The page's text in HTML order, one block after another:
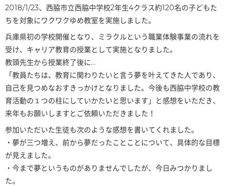
2018/1/23、西脇市立西脇中学校2年生4クラス約120名の子どもた
ちを対象にワクワクゆめ教室を実施しました。
兵庫県初の学校開催となり、ミラクルという職業体験事業の流れを
受け、キャリア教育の授業として実施となりました。
教頭先生から授業終了後に…
「教員たちは、教育に関わりたいと言う夢を叶えてきた人であり、
自己を見つめなおすきっかけとなりました。今後も西脇中学校の教
育活動の１つの柱にしていかたいと思います」と感想をいただき、
来年もお願いしますとご依頼いただきました！
参加いただいた生徒も次のような感想を書いてくれました。
・夢が三つ増え、前から夢だったことことについて、具体的な目標
が見えました。
・今まで夢というものがありませんでしたが、今日みつかりまし
た。